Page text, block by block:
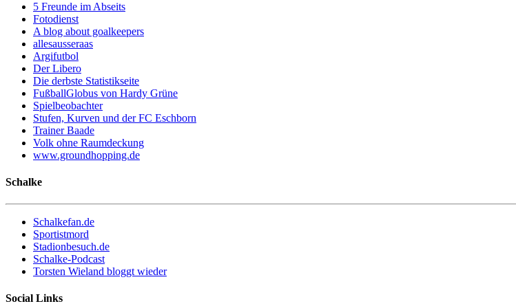
5 Freunde im Abseits
Fotodienst
A blog about goalkeepers
allesausseraas
Argifutbol
Der Libero
Die derbste Statistikseite
FußballGlobus von Hardy Grüne
Spielbeobachter
Stufen, Kurven und der FC Eschborn
Trainer Baade
Volk ohne Raumdeckung
www.groundhopping.de
Schalke
Schalkefan.de
Sportistmord
Stadionbesuch.de
Schalke-Podcast
Torsten Wieland bloggt wieder
Social Links